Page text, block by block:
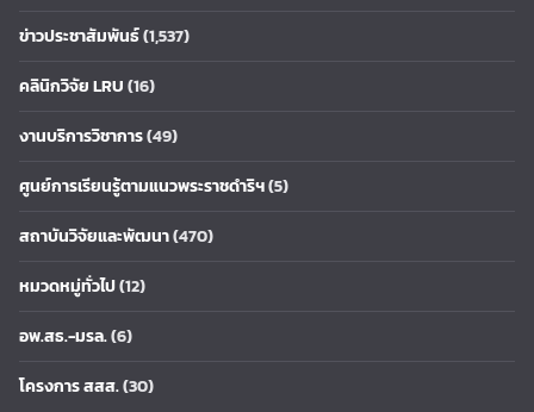
ข่าวประชาสัมพันธ์(1,537)
คลินิกวิจัย LRU(16)
งานบริการวิชาการ(49)
ศูนย์การเรียนรู้ตามแนวพระราชดำริฯ(5)
สถาบันวิจัยและพัฒนา(470)
หมวดหมู่ทั่วไป(12)
อพ.สธ.-มรล.(6)
โครงการ สสส.(30)